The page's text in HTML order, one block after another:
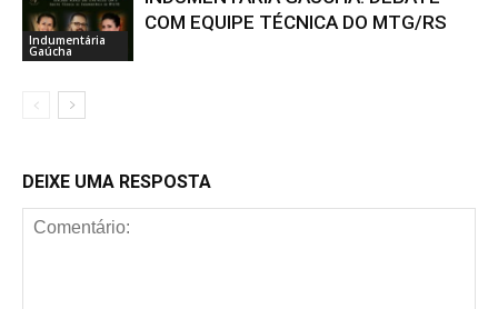
Indumentária
Gaúcha
COM EQUIPE TÉCNICA DO MTG/RS
DEIXE UMA RESPOSTA